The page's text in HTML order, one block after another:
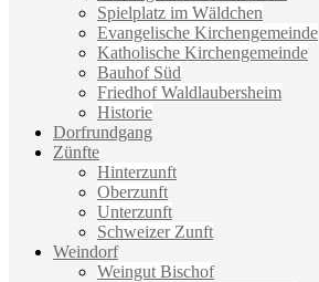
Spielplatz im Wäldchen
Evangelische Kirchengemeinde
Katholische Kirchengemeinde
Bauhof Süd
Friedhof Waldlaubersheim
Historie
Dorfrundgang
Zünfte
Hinterzunft
Oberzunft
Unterzunft
Schweizer Zunft
Weindorf
Weingut Bischof